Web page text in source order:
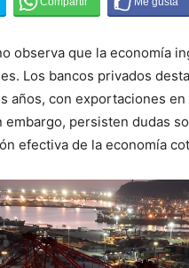
observa que la economía
Los bancos privados
años, con exportaciones
embargo, persisten dudas
efectiva de la economía